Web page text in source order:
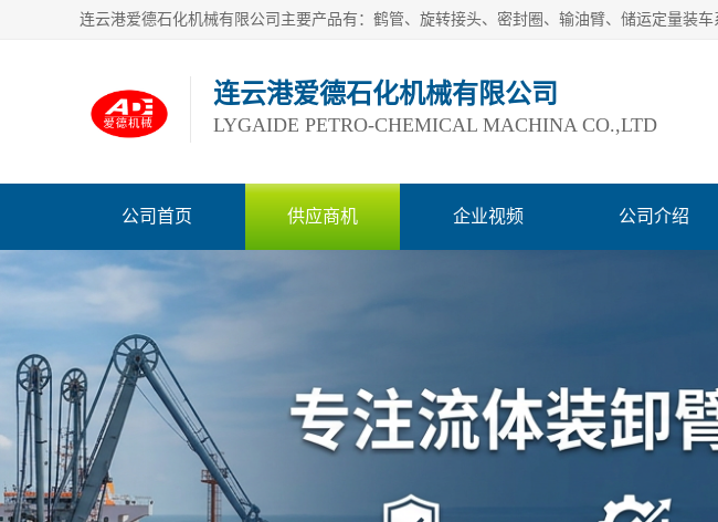
连云港爱德石化机械有限公司
LYGAIDE PETRO-CHEMICAL MACHINA CO.,LTD
公司首页 供应商机 企业视频 公司介绍